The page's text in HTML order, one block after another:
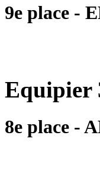
9e place -
Equipier
8e place -